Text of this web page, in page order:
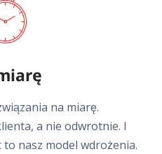
na miarę.
a nie odwrotnie. I
nasz model wdrożenia.